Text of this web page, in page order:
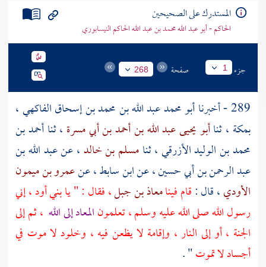
المستدرك على الصحيحين
الحاكم - أبو عبد الله محمد بن عبد الله الحاكم النيسابوري
جزء 1 صفحة 268
289 - أخبرنا أبو محمد عبد الله بن محمد بن إسحاق الفاكهي،
بمكة ، ثناأبو يحيى عبد الله بن أحمد بن أبي مسرة ، ثناأحمد بن
محمد بن الوليد الأزرقي، ثنامسلم بن خالد، عنعبد الله بن
عبد الرحمن بن أبي حسين، عنابن سابط، عنعمرو بن ميمون
الأودي، قال :قام فينامعاذ بن جبل، فقال : " يا بني أود ، إني
رسول الله صلى الله عليه وسلم ، تعلمونالمعاد إلى الله ، ثم إلى
الجنة ، أو إلى النار ، وإقامة لا يظعن فيه ، وخلود لا موت في
أجساد لا تموت" .